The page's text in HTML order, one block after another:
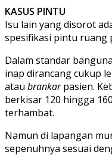
KASUS PINTU
Isu lain yang disorot
spesifikasi pintu ruang
Dalam standar
inap dirancang cukup
atau brankarpasien.
berkisar 120 hingga
terhambat.
Namun di lapangan
sepenuhnya sesuai